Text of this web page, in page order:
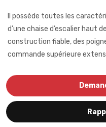
Il possède toutes les
d’une chaise d’escalier haut
construction fiable, des
commande supérieure